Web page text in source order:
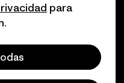
reservados.
para